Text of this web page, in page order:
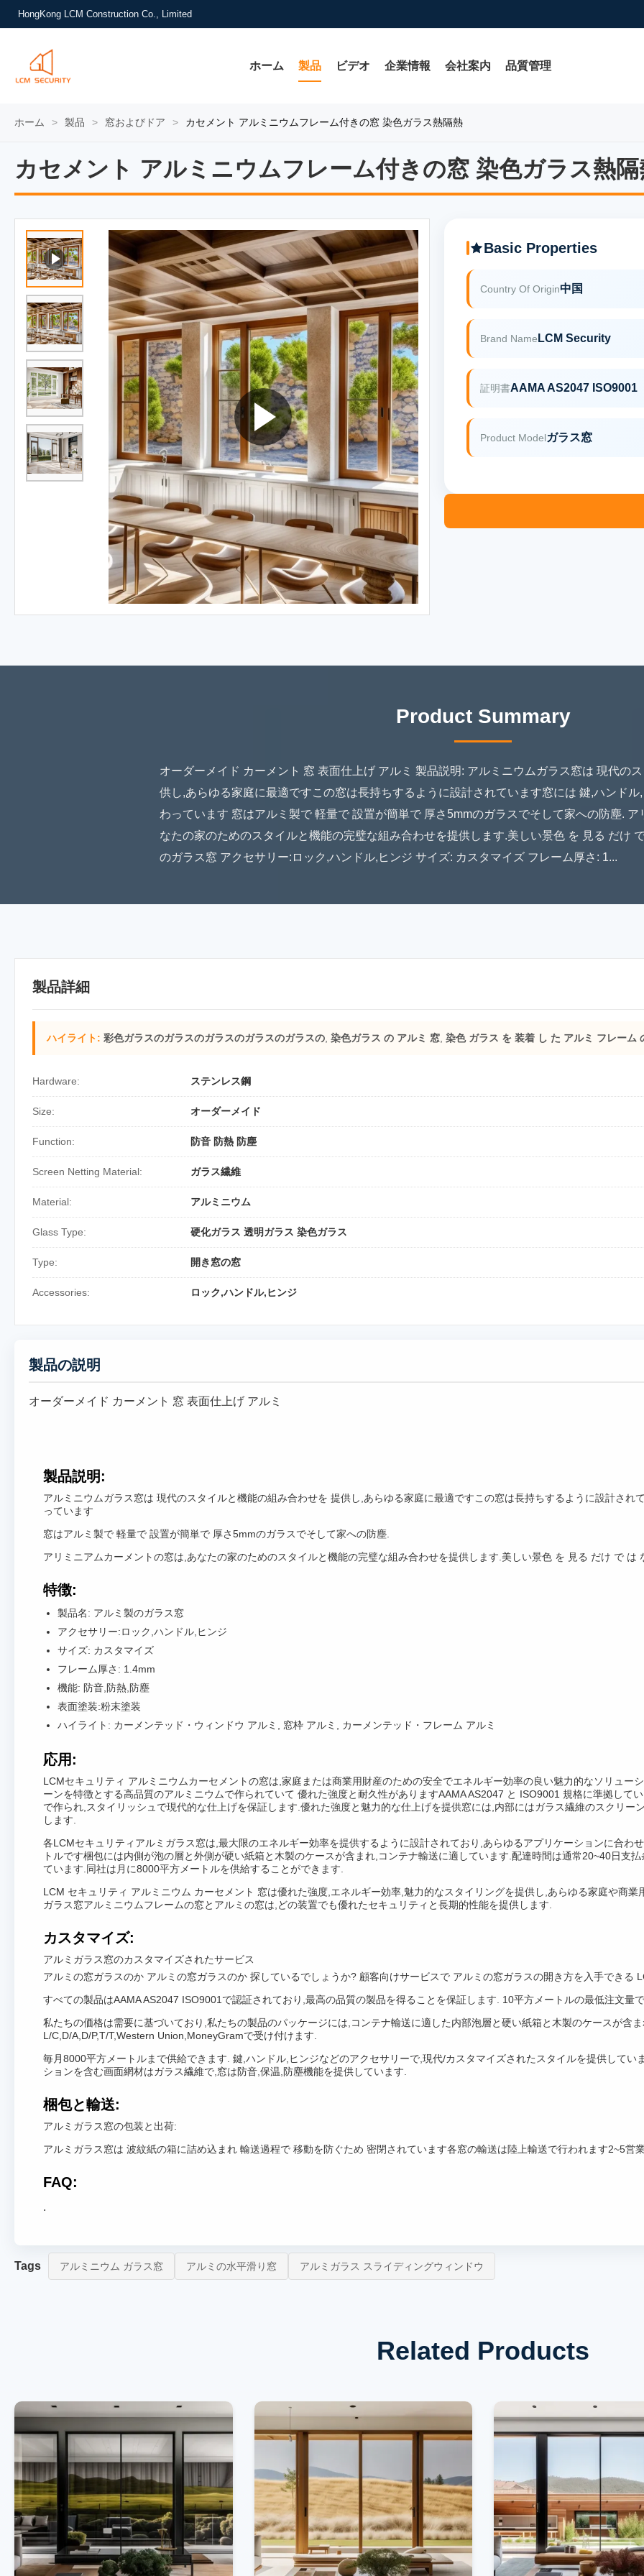
HongKong LCM Construction Co., Limited
ホーム 製品 ビデオ 企業情報 会社案内 品質管理
ホーム > 製品 > 窓およびドア > カセメント アルミニウムフレーム付きの窓 染色ガラス熱隔熱
カセメント アルミニウムフレーム付きの窓 染色ガラス熱隔
カセメント アルミニウムフレーム付きの窓 染色ガラス熱隔
Basic Properties
Country Of Origin中国
Brand Name LCM Security
証明書AAMA AS2047 ISO9001
Product Modelガラス窓
Product Summary
オーダーメイド カーメント 窓 表面仕上げ アルミ 製品説明: アルミニウムガラス窓は 現代の
供し,あらゆる家庭に最適ですこの窓は長持ちするように設計されています窓には 鍵,ハンド
わっています 窓はアルミ製で 軽量で 設置が簡単で 厚さ5mmのガラスでそして家への防塵.
なたの家のためのスタイルと機能の完璧な組み合わせを提供します.美しい景色 を 見る だけ
のガラス窓 アクセサリー:ロック,ハンドル,ヒンジ サイズ: カスタマイズ フレーム厚さ: 1...
製品詳細
ハイライト: 彩色ガラスのガラスのガラスのガラスのガラスの 染色ガラス の アルミ 窓 染色 ガラス を 装着 し た アルミ フレーム
Hardware: ステンレス鋼
Size: オーダーメイド
Function: 防音 防熱 防塵
Screen Netting Material: ガラス繊維
Material: アルミニウム
Glass Type: 硬化ガラス 透明ガラス 染色ガラス
Type: 開き窓の窓
Accessories: ロック,ハンドル,ヒンジ
製品の説明
オーダーメイド カーメント 窓 表面仕上げ アルミ
製品説明:
アルミニウムガラス窓は 現代のスタイルと機能の組み合わせを 提供し,あらゆる家庭に最適ですこの窓は長持ちするように設計さ
っています
窓はアルミ製で 軽量で 設置が簡単で 厚さ5mmのガラスでそして家への防塵.
アリミニアムカーメントの窓は,あなたの家のためのスタイルと機能の完璧な組み合わせを提供します.美しい景色 を 見る だけ で は
特徴:
製品名: アルミ製のガラス窓
アクセサリー:ロック,ハンドル,ヒンジ
サイズ: カスタマイズ
フレーム厚さ: 1.4mm
機能: 防音,防熱,防塵
表面塗装:粉末塗装
ハイライト: カーメンテッド・ウィンドウ アルミ, 窓枠 アルミ, カーメンテッド・フレーム アルミ
応用:
LCMセキュリティ アルミニウムカーセメントの窓は,家庭または商業用財産のための安全でエネルギー効率の良い魅力的なソリュー
ーンを特徴とする高品質のアルミニウムで作られていて 優れた強度と耐久性がありますAAMA AS2047 と ISO9001 規格に準拠して
で作られ,スタイリッシュで現代的な仕上げを保証します.優れた強度と魅力的な仕上げを提供窓には,内部にはガラス繊維のスクリ
します.
各LCMセキュリティアルミガラス窓は,最大限のエネルギー効率を提供するように設計されており,あらゆるアプリケーションに合わ
トルです梱包には内側が泡の層と外側が硬い紙箱と木製のケースが含まれ,コンテナ輸送に適しています.配達時間は通常20~40日支
ています.同社は月に8000平方メートルを供給することができます.
LCM セキュリティ アルミニウム カーセメント 窓は優れた強度,エネルギー効率,魅力的なスタイリングを提供し,あらゆる家庭や商
ガラス窓アルミニウムフレームの窓とアルミの窓は,どの装置でも優れたセキュリティと長期的性能を提供します.
カスタマイズ:
アルミガラス窓のカスタマイズされたサービス
アルミの窓ガラスのか アルミの窓ガラスのか 探しているでしょうか? 顧客向けサービスで アルミの窓ガラスの開き方を入手できる
すべての製品はAAMA AS2047 ISO9001で認証されており,最高の品質の製品を得ることを保証します. 10平方メートルの最低注文量
私たちの価格は需要に基づいており,私たちの製品のパッケージには,コンテナ輸送に適した内部泡層と硬い紙箱と木製のケースが含
L/C,D/A,D/P,T/T,Western Union,MoneyGramで受け付けます.
毎月8000平方メートルまで供給できます. 鍵,ハンドル,ヒンジなどのアクセサリーで,現代/カスタマイズされたスタイルを提供して
ションを含む画面網材はガラス繊維で,窓は防音,保温,防塵機能を提供しています.
梱包と輸送:
アルミガラス窓の包装と出荷:
アルミガラス窓は 波紋紙の箱に詰め込まれ 輸送過程で 移動を防ぐため 密閉されています各窓の輸送は陸上輸送で行われます2~5営
FAQ:
.
Tags アルミニウム ガラス窓 アルミの水平滑り窓 アルミガラス スライディングウィンドウ
Related Products